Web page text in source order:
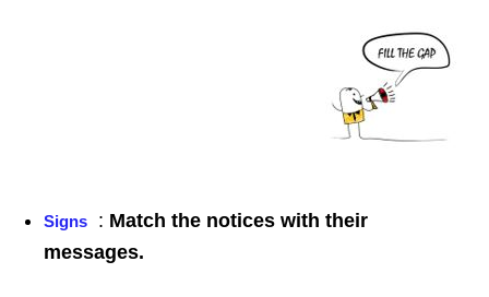
Signs : Match the notices with their
messages.